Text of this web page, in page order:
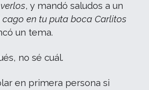
, y mandó saludos a un
cago en tu puta boca Carlitos
un tema.
no sé cuál.
en primera persona si